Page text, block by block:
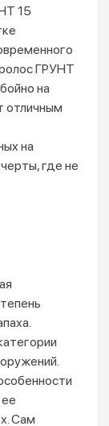
15
ГРУНТ
на
отличным
на
где не
Сам